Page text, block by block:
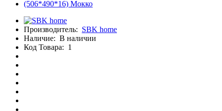
Производитель: SBK home
Наличие: В наличии
Код Товара: 1